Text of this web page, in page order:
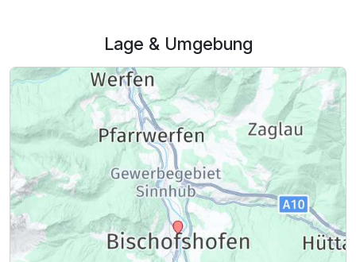
Lage & Umgebung